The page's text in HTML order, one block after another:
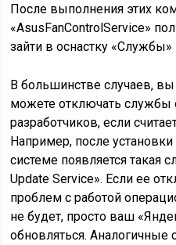
После выполнения этих
«AsusFanControlService»
зайти в оснастку «Службы»
В большинстве случаев,
можете отключать службы
разработчиков, если
Например, после
системе появляется такая
Update Service». Если ее
проблем с работой
не будет, просто ваш
обновляться.